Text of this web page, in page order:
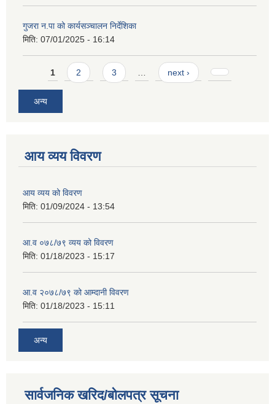
गुजरा न.पा को कार्यसञ्चालन निर्देशिका
मिति: 07/01/2025 - 16:14
Pages
1 2 3 … next ›
अन्य
आय व्यय विवरण
आय व्यय को विवरण
मिति: 01/09/2024 - 13:54
आ.व ०७८/७९ व्यय को विवरण
मिति: 01/18/2023 - 15:17
आ.व २०७८/७९ को आम्दानी विवरण
मिति: 01/18/2023 - 15:11
अन्य
सार्वजनिक खरिद/बोलपत्र सूचना